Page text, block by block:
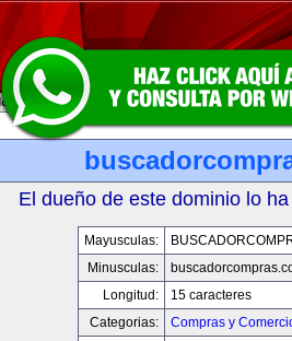
El dueño de este dominio lo
Mayusculas:
Minusculas:
Longitud:
15 caracteres
Categorias:
Compras y